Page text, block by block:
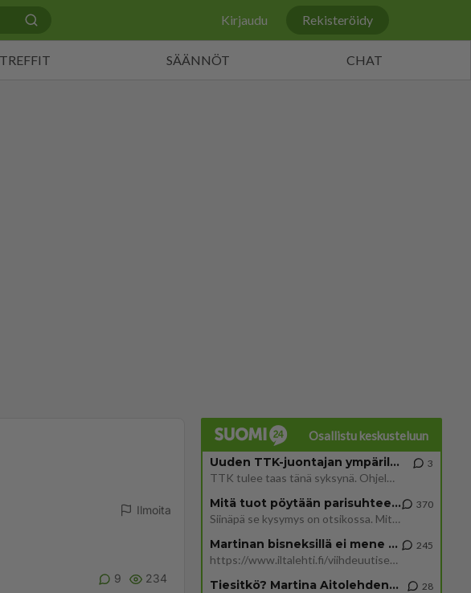
Kirjaudu Rekisteröidy
TREFFIT SÄÄNNÖT CHAT
Ilmoita
9 234
Osallistu keskusteluun
Uuden TTK-juontajan ympärillä epätietoisuus sakenee - Nyt MTV hämmentää soppaa
TTK tulee taas tänä syksynä. Ohjelman uudet tähtioppilaat julkistetaan torstaina 6. elokuuta klo 14 alkavassa lehdistö
3
Mitä tuot pöytään parisuhteessa?
Siinäpä se kysymys on otsikossa. Mitäpä siis tuot/toisit pöytään parisuhteessa? Oletko mies vai nainen? Koetko sen mitä
370
Martinan bisneksillä ei mene hyvin
https://www.iltalehti.fi/viihdeuutiset/a/c46da6ab-340f-4790-aaa7-0865eed2336 Yrityksen konkurssihakemus on tullut kärä
245
Tiesitkö? Martina Aitolehden isäpuoli on tämä suosittu laulaja 28